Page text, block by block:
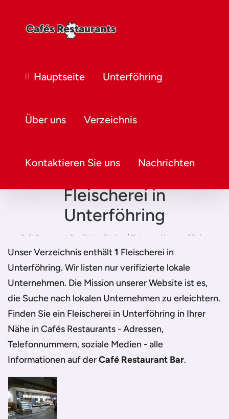
Hauptseite Unterföhring
Über uns Verzeichnis
Kontaktieren Sie uns Nachrichten
Fleischerei in
Unterföhring
Café Restaurant Bar / Unterföhring / Fleischerei in Unterföhring
Unser Verzeichnis enthält1 Fleischerei in
Unterföhring. Wir listen nur verifizierte lokale
Unternehmen. Die Mission unserer Website ist es,
die Suche nach lokalen Unternehmen zu erleichtern.
Finden Sie ein Fleischerei in Unterföhring in Ihrer
Nähe in Cafés Restaurants - Adressen,
Telefonnummern, soziale Medien - alle
Informationen auf derCafé Restaurant Bar.